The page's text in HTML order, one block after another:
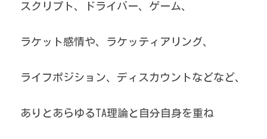
スクリプト、ドライバー、ゲーム、
ラケット感情や、ラケッティアリング、
ライフポジション、ディスカウントなどなど、
ありとあらゆるTA理論と自分自身を重ね